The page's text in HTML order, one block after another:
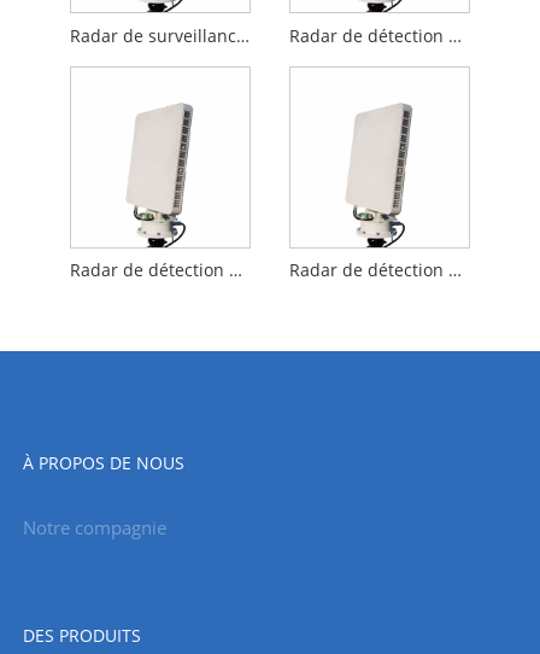
Radar de surveillance d'UAV à basse altitude de la série T10 (AESA) Radar de détection d'UAV de 5 km à basse altitude (AESA)
Radar de détection d'UAV de 6 km à basse altitude (AESA) Radar de détection d'UAV de 8 km à basse altitude (AESA)
À PROPOS DE NOUS
Notre compagnie
DES PRODUITS